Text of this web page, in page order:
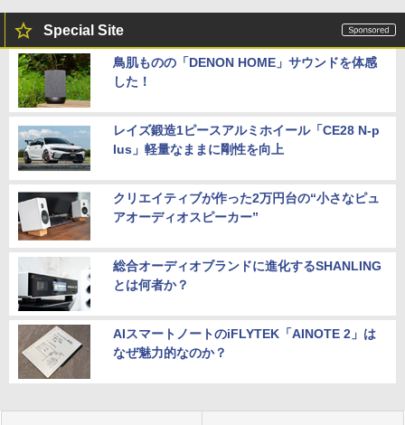
Special Site
鳥肌ものの「DENON HOME」サウンドを体感
した！
レイズ鍛造1ピースアルミホイール「CE28 N-p
lus」軽量なままに剛性を向上
クリエイティブが作った2万円台の“小さなピュ
アオーディオスピーカー”
総合オーディオブランドに進化するSHANLING
とは何者か？
AIスマートノートのiFLYTEK「AINOTE 2」は
なぜ魅力的なのか？